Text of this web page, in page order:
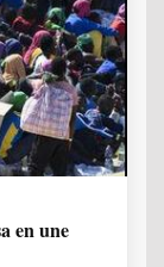
en une